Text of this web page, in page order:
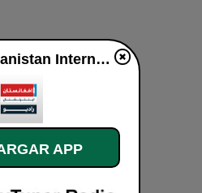
Radio Afghanistan International en vivo
APP